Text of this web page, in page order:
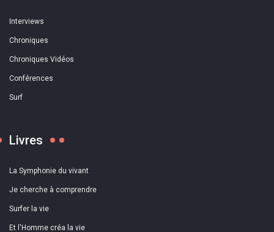
Interviews
Chroniques
Chroniques Vidéos
Conférences
Surf
Livres
La Symphonie du vivant
Je cherche à comprendre
Surfer la vie
Et l'Homme créa la vie